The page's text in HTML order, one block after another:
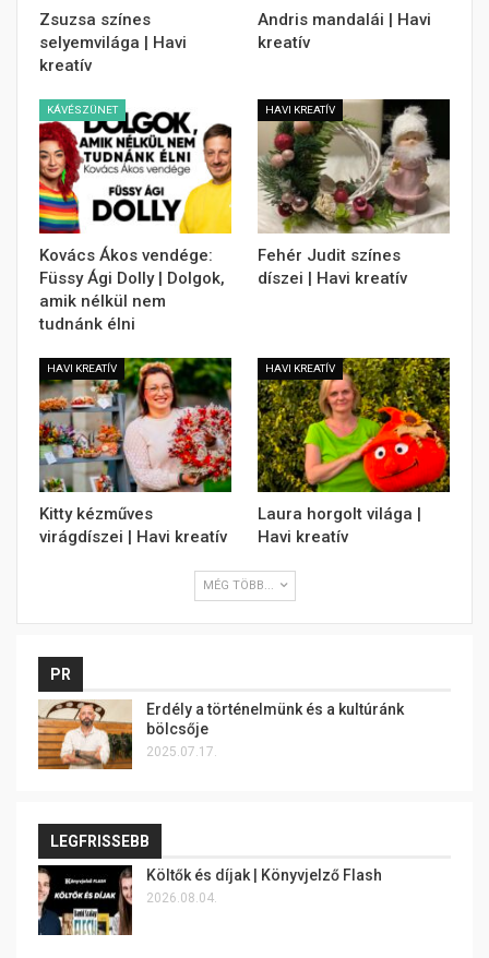
Zsuzsa színes
selyemvilága | Havi
kreatív
Andris mandalái | Havi
kreatív
KÁVÉSZÜNET
Kovács Ákos vendége:
Füssy Ági Dolly | Dolgok,
amik nélkül nem
tudnánk élni
HAVI KREATÍV
Fehér Judit színes
díszei | Havi kreatív
HAVI KREATÍV
Kitty kézműves
virágdíszei | Havi kreatív
HAVI KREATÍV
Laura horgolt világa |
Havi kreatív
MÉG TÖBB...
PR
Erdély a történelmünk és a kultúránk
bölcsője
2025.07.17.
LEGFRISSEBB
Költők és díjak | Könyvjelző Flash
2026.08.04.